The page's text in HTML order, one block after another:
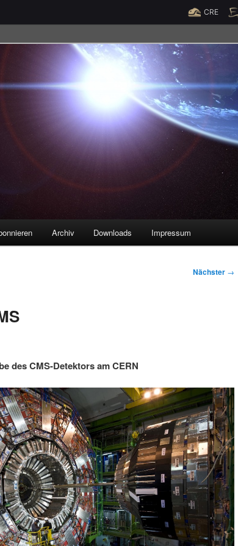
Spende jetzt!
CRE
Archiv Downloads Impressum
Nächster →
des CMS-Detektors am CERN